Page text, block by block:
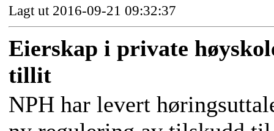
Lagt ut 2016-09-21 09:32:37
Eierskap i private
tillit
NPH har levert